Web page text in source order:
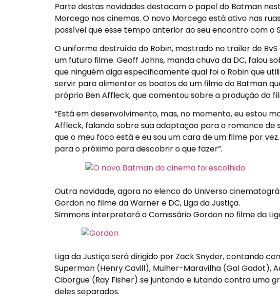
Parte destas novidades destacam o papel do Batman
Morcego nos cinemas. O novo Morcego está ativo nas
possível que esse tempo anterior ao seu encontro com o
O uniforme destruído do Robin, mostrado no trailer de
um futuro filme. Geoff Johns, manda chuva da DC, falou
que ninguém diga especificamente qual foi o Robin que
servir para alimentar os boatos de um filme do Batman
próprio Ben Affleck, que comentou sobre a produção do
“Está em desenvolvimento, mas, no momento, eu estou
Affleck, falando sobre sua adaptação para o romance de
que o meu foco está e eu sou um cara de um filme por
para o próximo para descobrir o que fazer”.
Outra novidade, agora no elenco do Universo
Gordon no filme da Warner e DC, Liga da Justiça.
Simmons interpretará o Comissário Gordon no filme da
Liga da Justiça será dirigido por Zack Snyder, contando
Superman (Henry Cavill), Mulher-Maravilha (Gal Gadot),
Ciborgue (Ray Fisher) se juntando e lutando contra uma
deles separados.